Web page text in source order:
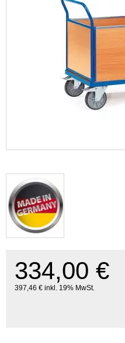
334,00 €
397,46 € inkl. 19% MwSt.